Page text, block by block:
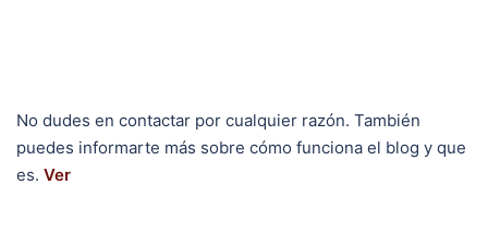
No dudes en contactar por cualquier razón. También
puedes informarte más sobre cómo funciona el blog y que
es. Ver